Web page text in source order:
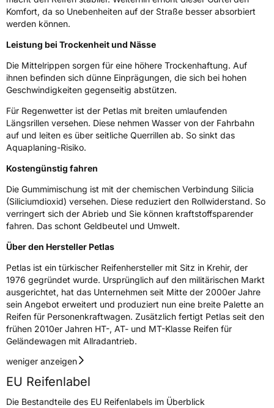
Verstärkt XL
EU Label
EffizienzC
NasshaftungB
Rollgeräusch (Klasse)A
Rollgeräusch (dB)72
FahrzeugklasseC1
3PMSF / Schneeflockensymbol / Alpine-SymbolNein
EPREL ID499475
Allgemeine Produktsicherheit (GPSR)
HerstellerkontaktAKO International B.V., Weegschaalstraat 3
5632CW Eindhoven Niederlande,
label@petlas.com.tr
Komfort, da so Unebenheiten auf der Straße besser absorbiert
werden können.
Leistung bei Trockenheit und Nässe
Die Mittelrippen sorgen für eine höhere Trockenhaftung. Auf
ihnen befinden sich dünne Einprägungen, die sich bei hohen
Geschwindigkeiten gegenseitig abstützen.
Für Regenwetter ist der Petlas mit breiten umlaufenden
Längsrillen versehen. Diese nehmen Wasser von der Fahrbahn
auf und leiten es über seitliche Querrillen ab. So sinkt das
Aquaplaning-Risiko.
Kostengünstig fahren
Die Gummimischung ist mit der chemischen Verbindung Silicia
(Siliciumdioxid) versehen. Diese reduziert den Rollwiderstand. So
verringert sich der Abrieb und Sie können kraftstoffsparender
fahren. Das schont Geldbeutel und Umwelt.
Über den Hersteller Petlas
Petlas ist ein türkischer Reifenhersteller mit Sitz in Krehir, der
1976 gegründet wurde. Ursprünglich auf den militärischen Markt
ausgerichtet, hat das Unternehmen seit Mitte der 2000er Jahre
sein Angebot erweitert und produziert nun eine breite Palette an
Reifen für Personenkraftwagen. Zusätzlich fertigt Petlas seit den
frühen 2010er Jahren HT-, AT- und MT-Klasse Reifen für
Geländewagen mit Allradantrieb.
weniger anzeigen
EU Reifenlabel
Die Bestandteile des EU Reifenlabels im Überblick